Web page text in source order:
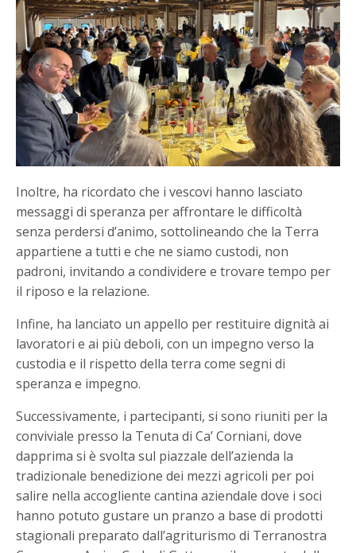
Inoltre, ha ricordato che i vescovi hanno lasciato
messaggi di speranza per affrontare le difficoltà
senza perdersi d’animo, sottolineando che la Terra
appartiene a tutti e che ne siamo custodi, non
padroni, invitando a condividere e trovare tempo per
il riposo e la relazione.
Infine, ha lanciato un appello per restituire dignità ai
lavoratori e ai più deboli, con un impegno verso la
custodia e il rispetto della terra come segni di
speranza e impegno.
Successivamente, i partecipanti, si sono riuniti per la
conviviale presso la Tenuta di Ca’ Corniani, dove
dapprima si è svolta sul piazzale dell’azienda la
tradizionale benedizione dei mezzi agricoli per poi
salire nella accogliente cantina aziendale dove i soci
hanno potuto gustare un pranzo a base di prodotti
stagionali preparato dall’agriturismo di Terranostra